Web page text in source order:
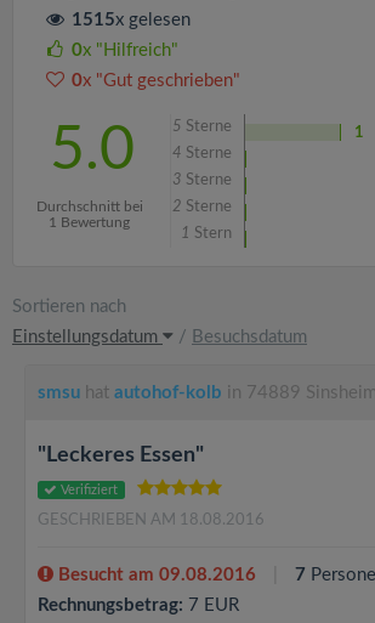
1515x gelesen
0x "Hilfreich"
0x "Gut geschrieben"
5.0
Durchschnitt bei
1 Bewertung
5 Sterne
1
4 Sterne
3 Sterne
2 Sterne
1 Stern
Sortieren nach
Einstellungsdatum
/ Besuchsdatum
smsu hat autohof-kolb in 74889
"Leckeres Essen"
Verifiziert
GESCHRIEBEN AM 18.08.2016
Besucht am 09.08.2016 7
Rechnungsbetrag: 7 EUR
i